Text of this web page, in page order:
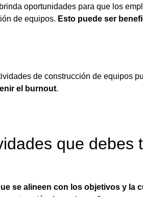
oportunidades para que los
de equipos. Esto puede ser
de construcción de equipos
el burnout.
que debes
se alineen con los objetivos y la